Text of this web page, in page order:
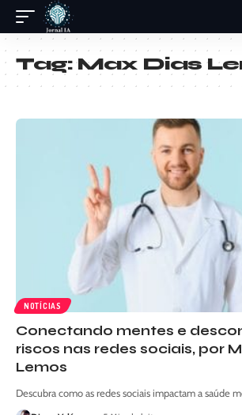
Tag:Max Dias
NOTÍCIAS
Conectando mentes e
riscos nas redes sociais, por
Lemos
Descubra como as redes sociais impactam a saúde